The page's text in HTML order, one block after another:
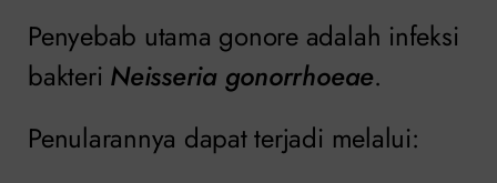
Penyebab utama gonore adalah infeksi
bakteri Neisseria gonorrhoeae.
Penularannya dapat terjadi melalui: